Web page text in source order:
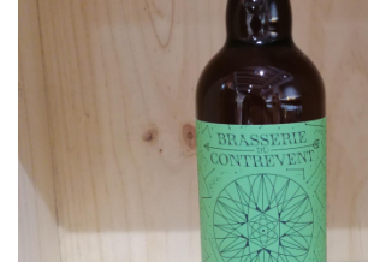
Valider
En cochant cette case, vous consentez à recevoir nos propositions
email indiqué ci-dessus. Vous pouvez vous désinscrire à tout
formulaire de désinscription
Inscription